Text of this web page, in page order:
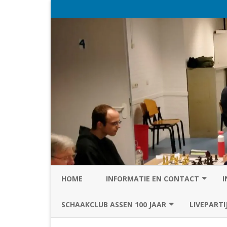
HOME INFORMATIE EN CONTACT
PRIVACY STATEMENT VAN SC
SCHAAKCLUB ASSEN 100 JAAR